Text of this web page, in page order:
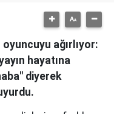
ağırlıyor:
hayatına
diyerek